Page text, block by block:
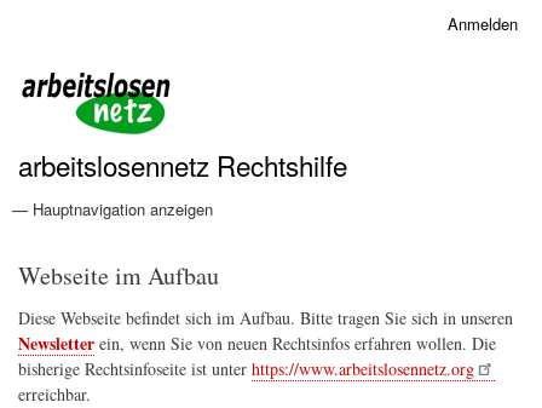
Anmelden
arbeitslosennetz Rechtshilfe
Hauptnavigation
— Hauptnavigation anzeigen
Grundrechte und Menschenrechte
Home
Verwaltungsrecht
Konsumentenrecht
Webseite im Aufbau
Diese Webseite befindet sich im Aufbau. Bitte tragen Sie sich in unseren
Newsletter ein, wenn Sie von neuen Rechtsinfos erfahren wollen. Die
bisherige Rechtsinfoseite ist unter https://www.arbeitslosennetz.org
erreichbar.